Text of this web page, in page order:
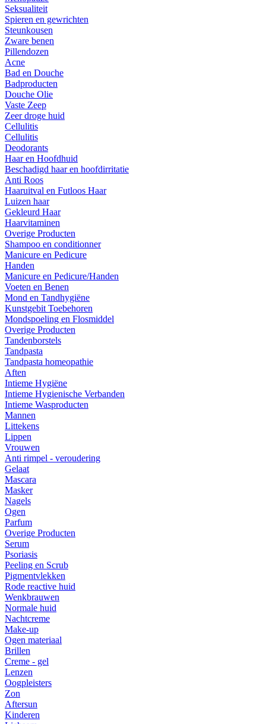
Seksualiteit
Spieren en gewrichten
Steunkousen
Zware benen
Pillendozen
Acne
Bad en Douche
Badproducten
Douche Olie
Vaste Zeep
Zeer droge huid
Cellulitis
Cellulitis
Deodorants
Haar en Hoofdhuid
Beschadigd haar en hoofdirritatie
Anti Roos
Haaruitval en Futloos Haar
Luizen haar
Gekleurd Haar
Haarvitaminen
Overige Producten
Shampoo en conditionner
Manicure en Pedicure
Handen
Manicure en Pedicure/Handen
Voeten en Benen
Mond en Tandhygiëne
Kunstgebit Toebehoren
Mondspoeling en Flosmiddel
Overige Producten
Tandenborstels
Tandpasta
Tandpasta homeopathie
Aften
Intieme Hygiëne
Intieme Hygienische Verbanden
Intieme Wasproducten
Mannen
Littekens
Lippen
Vrouwen
Anti rimpel - veroudering
Gelaat
Mascara
Masker
Nagels
Ogen
Parfum
Overige Producten
Serum
Psoriasis
Peeling en Scrub
Pigmentvlekken
Rode reactive huid
Wenkbrauwen
Normale huid
Nachtcreme
Make-up
Ogen materiaal
Brillen
Creme - gel
Lenzen
Oogpleisters
Zon
Aftersun
Kinderen